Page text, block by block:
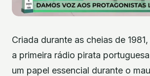
Criada durante as cheias de
a primeira rádio pirata
um papel essencial durante o